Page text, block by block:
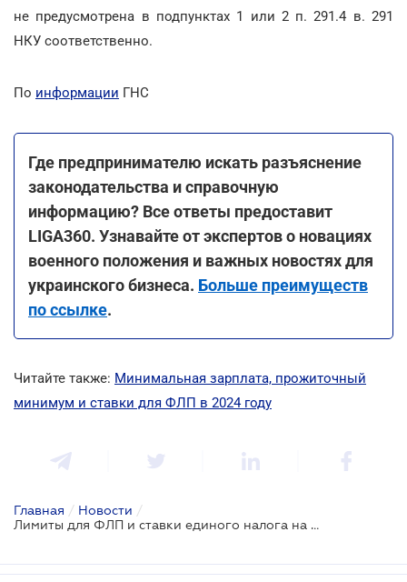
не предусмотрена в подпунктах 1 или 2 п. 291.4 в. 291
НКУ соответственно.
По информации ГНС
Где предпринимателю искать разъяснение
законодательства и справочную
информацию? Все ответы предоставит
LIGA360. Узнавайте от экспертов о новациях
военного положения и важных новостях для
украинского бизнеса. Больше преимуществ
по ссылке.
Читайте также: Минимальная зарплата, прожиточный
минимум и ставки для ФЛП в 2024 году
Главная / Новости /
Лимиты для ФЛП и ставки единого налога на 2024 год